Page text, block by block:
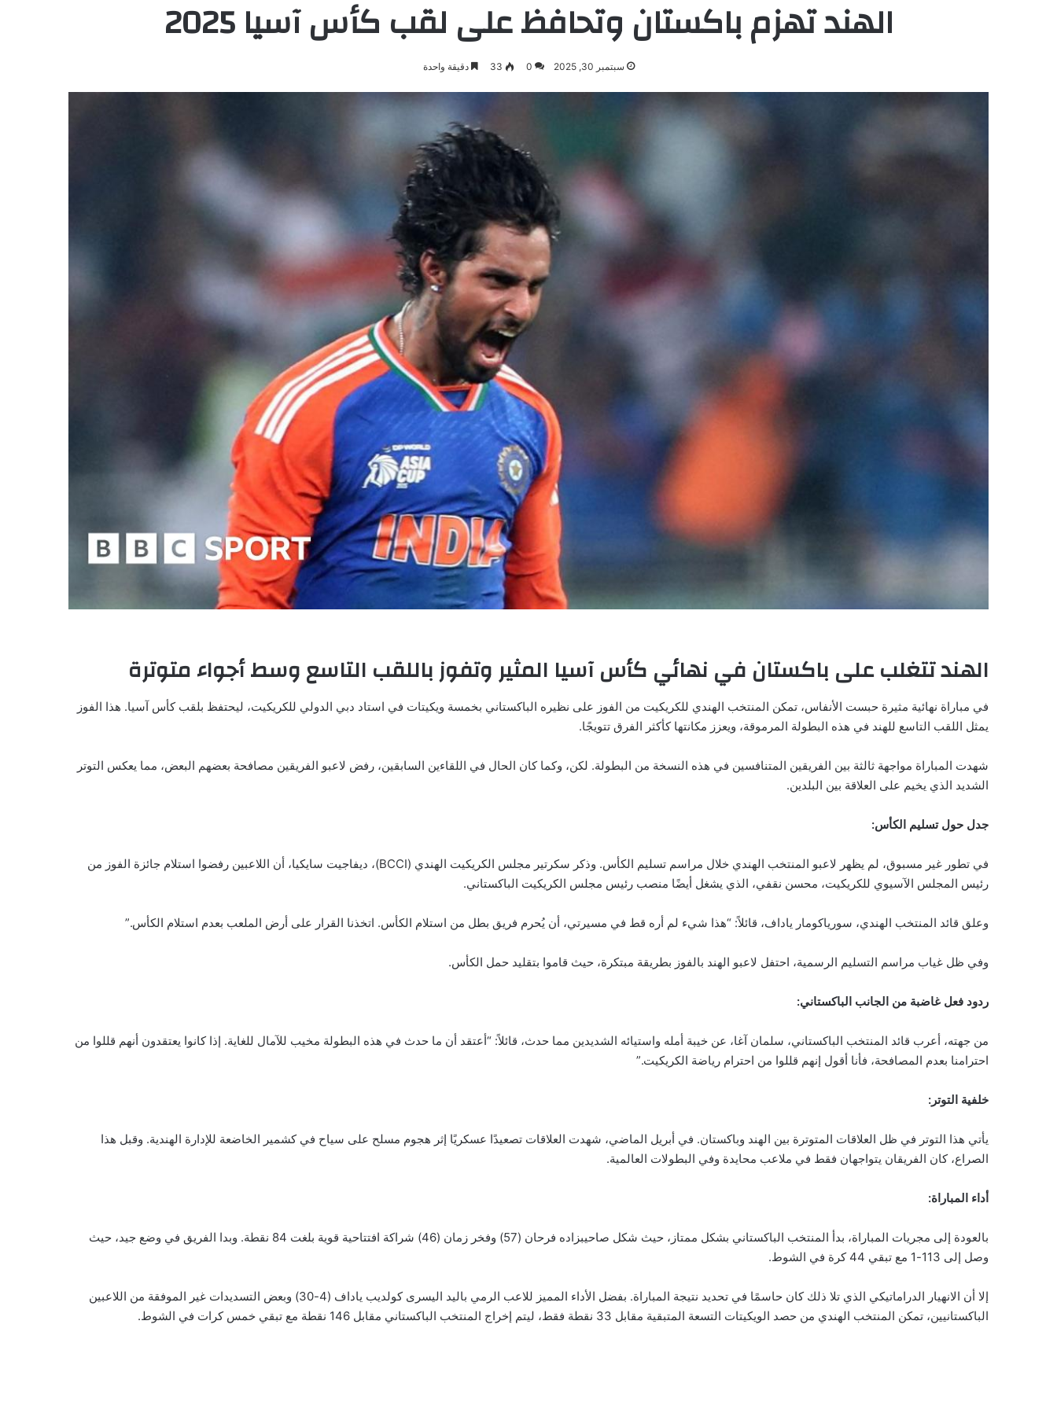
الهند تهزم باكستان وتحافظ على لقب كأس آسيا 2025
سبتمبر 30, 2025 0
33 دقيقة واحدة
الهند تتغلب على باكستان في نهائي كأس آسيا المثير وتفوز باللقب التاسع وسط أجواء متوترة
في مباراة نهائية مثيرة حبست الأنفاس، تمكن المنتخب الهندي للكريكيت من الفوز على نظيره الباكستاني بخمسة ويكيتات في استاد دبي الدولي للكريكيت، ليحتفظ بلقب كأس آسيا. هذا الفوز
يمثل اللقب التاسع للهند في هذه البطولة المرموقة، ويعزز مكانتها كأكثر الفرق تتويجًا.
شهدت المباراة مواجهة ثالثة بين الفريقين المتنافسين في هذه النسخة من البطولة. لكن، وكما كان الحال في اللقاءين السابقين، رفض لاعبو الفريقين مصافحة بعضهم البعض، مما يعكس التوتر
الشديد الذي يخيم على العلاقة بين البلدين.
جدل حول تسليم الكأس:
في تطور غير مسبوق، لم يظهر لاعبو المنتخب الهندي خلال مراسم تسليم الكأس. وذكر سكرتير مجلس الكريكيت الهندي (BCCI)، ديفاجيت سايكيا، أن اللاعبين رفضوا استلام جائزة الفوز من
رئيس المجلس الآسيوي للكريكيت، محسن نقفي، الذي يشغل أيضًا منصب رئيس مجلس الكريكيت الباكستاني.
وعلق قائد المنتخب الهندي، سورياكومار ياداف، قائلاً: “هذا شيء لم أره قط في مسيرتي، أن يُحرم فريق بطل من استلام الكأس. اتخذنا القرار على أرض الملعب بعدم استلام الكأس.”
وفي ظل غياب مراسم التسليم الرسمية، احتفل لاعبو الهند بالفوز بطريقة مبتكرة، حيث قاموا بتقليد حمل الكأس.
ردود فعل غاضبة من الجانب الباكستاني:
من جهته، أعرب قائد المنتخب الباكستاني، سلمان آغا، عن خيبة أمله واستيائه الشديدين مما حدث، قائلاً: “أعتقد أن ما حدث في هذه البطولة مخيب للآمال للغاية. إذا كانوا يعتقدون أنهم قللوا من
احترامنا بعدم المصافحة، فأنا أقول إنهم قللوا من احترام رياضة الكريكيت.”
خلفية التوتر:
يأتي هذا التوتر في ظل العلاقات المتوترة بين الهند وباكستان. في أبريل الماضي، شهدت العلاقات تصعيدًا عسكريًا إثر هجوم مسلح على سياح في كشمير الخاضعة للإدارة الهندية. وقبل هذا
الصراع، كان الفريقان يتواجهان فقط في ملاعب محايدة وفي البطولات العالمية.
أداء المباراة:
بالعودة إلى مجريات المباراة، بدأ المنتخب الباكستاني بشكل ممتاز، حيث شكل صاحيبزاده فرحان (57) وفخر زمان (46) شراكة افتتاحية قوية بلغت 84 نقطة. وبدا الفريق في وضع جيد، حيث
وصل إلى 113-1 مع تبقي 44 كرة في الشوط.
إلا أن الانهيار الدراماتيكي الذي تلا ذلك كان حاسمًا في تحديد نتيجة المباراة. بفضل الأداء المميز للاعب الرمي باليد اليسرى كولديب ياداف (4-30) وبعض التسديدات غير الموفقة من اللاعبين
الباكستانيين، تمكن المنتخب الهندي من حصد الويكيتات التسعة المتبقية مقابل 33 نقطة فقط، ليتم إخراج المنتخب الباكستاني مقابل 146 نقطة مع تبقي خمس كرات في الشوط.